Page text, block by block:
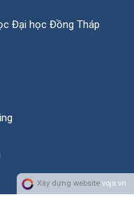
Đại học Đồng Tháp